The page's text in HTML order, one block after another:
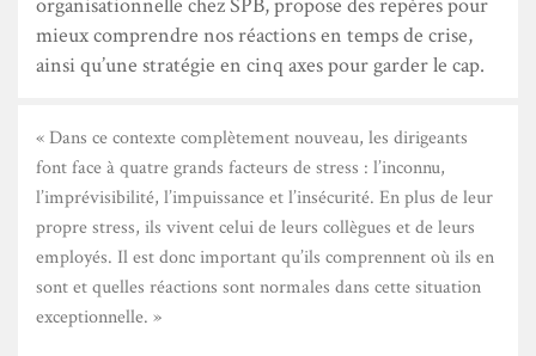
mieux comprendre nos réactions en temps de crise,
ainsi qu’une stratégie en cinq axes pour garder le cap.
« Dans ce contexte complètement nouveau, les dirigeants
font face à quatre grands facteurs de stress : l’inconnu,
l’imprévisibilité, l’impuissance et l’insécurité. En plus de leur
propre stress, ils vivent celui de leurs collègues et de leurs
employés. Il est donc important qu’ils comprennent où ils en
sont et quelles réactions sont normales dans cette situation
exceptionnelle. »